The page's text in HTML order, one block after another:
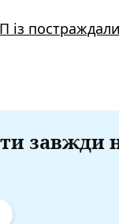
із
завжди